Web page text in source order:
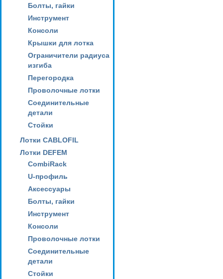
Болты, гайки
Инструмент
Консоли
Крышки для лотка
Ограничители радиуса
изгиба
Перегородка
Проволочные лотки
Соединительные
детали
Стойки
Лотки CABLOFIL
Лотки DEFEM
CombiRack
U-профиль
Аксессуары
Болты, гайки
Инструмент
Консоли
Проволочные лотки
Соединительные
детали
Стойки